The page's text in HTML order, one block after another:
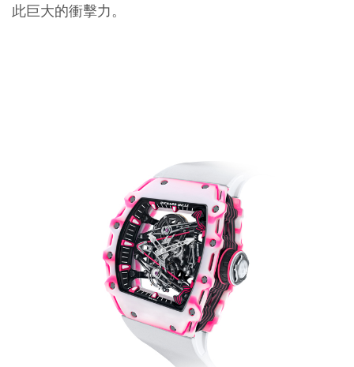
此巨大的衝擊力。